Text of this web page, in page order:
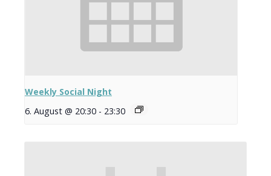
Weekly Social Night
6. August @ 20:30 - 23:30